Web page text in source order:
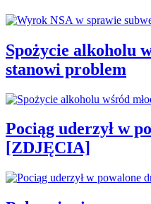
Spożycie alkoholu
stanowi problem
Pociąg uderzył w
[ZDJĘCIA]